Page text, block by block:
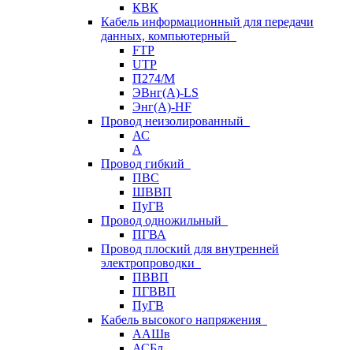
КВК
Кабель информационный для передачи
данных, компьютерный
FTP
UTP
П274/М
ЭВнг(А)-LS
Энг(А)-HF
Провод неизолированный
АС
А
Провод гибкий
ПВС
ШВВП
ПуГВ
Провод одножильный
ПГВА
Провод плоский для внутренней
электропроводки
ПВВП
ПГВВП
ПуГВ
Кабель высокого напряжения
ААШв